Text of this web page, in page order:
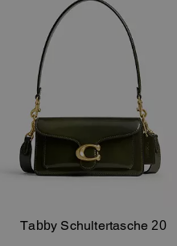
Tabby Schultertasche 20